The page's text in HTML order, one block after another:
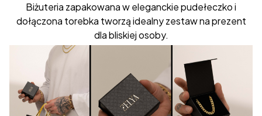
Biżuteria zapakowana w eleganckie pudełeczko i
dołączona torebka tworzą idealny zestaw na prezent
dla bliskiej osoby.